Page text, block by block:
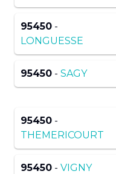
95450 -
LONGUESSE
95450 - SAGY
95450 -
THEMERICOURT
95450 - VIGNY